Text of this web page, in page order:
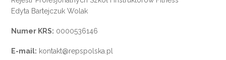
Edyta Bartejczuk Wolak
Numer KRS: 0000536146
E-mail: kontakt@repspolska.pl